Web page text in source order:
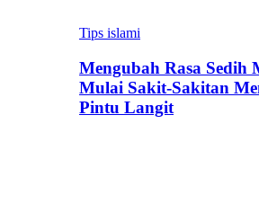
Tips islami
Mengubah Rasa Sedih
Mulai Sakit-Sakitan
Pintu Langit